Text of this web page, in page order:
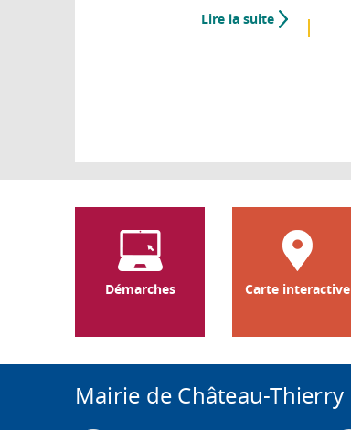
Lire la suite de
L'Esp@ce
Démarches Carte interactive
Mairie de Château-Thierry